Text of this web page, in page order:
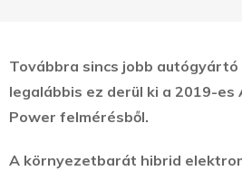
Továbbra sincs jobb autógyártó
legalábbis ez derül ki a 2019-es
Power felmérésből.
A környezetbarát hibrid